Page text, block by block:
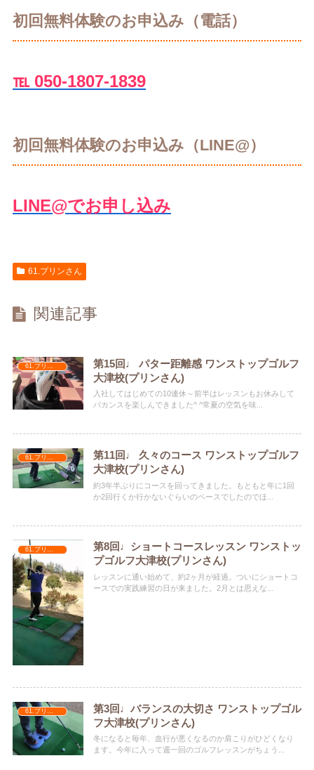
初回無料体験のお申込み（電話）
℡ 050-1807-1839
初回無料体験のお申込み（LINE@）
LINE@でお申し込み
61.プリンさん
関連記事
61.プリンさん
第15回♩ パター距離感 ワンストップゴルフ
大津校(プリンさん)
入社してはじめての10連休～前半はレッスンもお休みして
バカンスを楽しんできました^ ^常夏の空気を味...
61.プリンさん
第11回♩ 久々のコース ワンストップゴルフ
大津校(プリンさん)
約3年半ぶりにコースを回ってきました。もともと年に1回
か2回行くか行かないぐらいのペースでしたのでほ...
第8回♩ショートコースレッスン ワンストッ
プゴルフ大津校(プリンさん)
レッスンに通い始めて、約2ヶ月が経過。ついにショートコ
ースでの実践練習の日が来ました。2月とは思えな...
第3回♩バランスの大切さ ワンストップゴル
フ大津校(プリンさん)
冬になると毎年、血行が悪くなるのか肩こりがひどくなり
ます。今年に入って週一回のゴルフレッスンがちょう...